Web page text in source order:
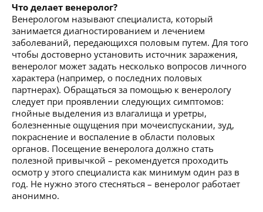
Что делает венеролог?
Венерологом называют специалиста, который
занимается диагностированием и лечением
заболеваний, передающихся половым путем. Для того
чтобы достоверно установить источник заражения,
венеролог может задать несколько вопросов личного
характера (например, о последних половых
партнерах). Обращаться за помощью к венерологу
следует при проявлении следующих симптомов:
гнойные выделения из влагалища и уретры,
болезненные ощущения при мочеиспускании, зуд,
покраснение и воспаление в области половых
органов. Посещение венеролога должно стать
полезной привычкой – рекомендуется проходить
осмотр у этого специалиста как минимум один раз в
год. Не нужно этого стесняться – венеролог работает
анонимно.